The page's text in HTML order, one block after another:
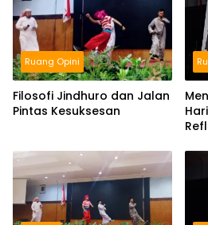
Ruang Opini
Filosofi Jindhuro dan Jalan
Pintas Kesuksesan